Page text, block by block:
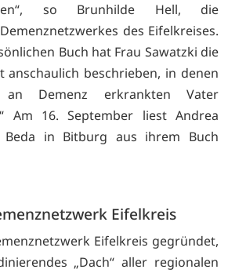
so Brunhilde Hell, die
des Eifelkreises.
Buch hat Frau Sawatzki die
anschaulich beschrieben, in denen
Demenz erkrankten Vater
Am 16. September liest Andrea
Beda in Bitburg aus ihrem Buch
Eifelkreis
Eifelkreis gegründet,
„Dach“ aller regionalen